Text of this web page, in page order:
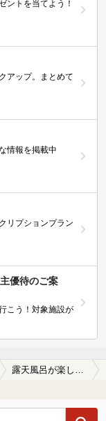
ントを当てよう！
アップ。まとめて
情報を掲載中
リプションプラン
優待のご案
こう！対象施設が
露天風呂が楽しめる新尾道駅近くの温泉、日帰り温泉、スーパー銭湯おすすめ